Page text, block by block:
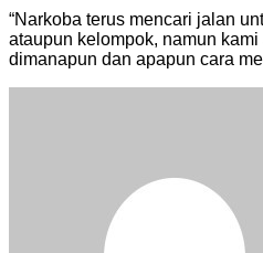
“Narkoba terus mencari jalan
ataupun kelompok, namun
dimanapun dan apapun cara